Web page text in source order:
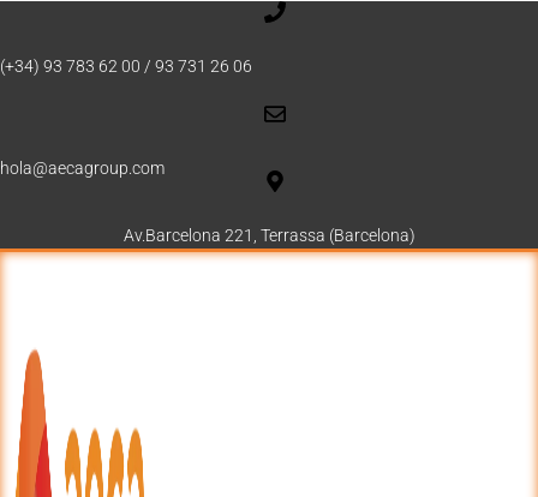
(+34) 93 783 62 00 / 93 731 26 06
hola@aecagroup.com
Av.Barcelona 221, Terrassa (Barcelona)